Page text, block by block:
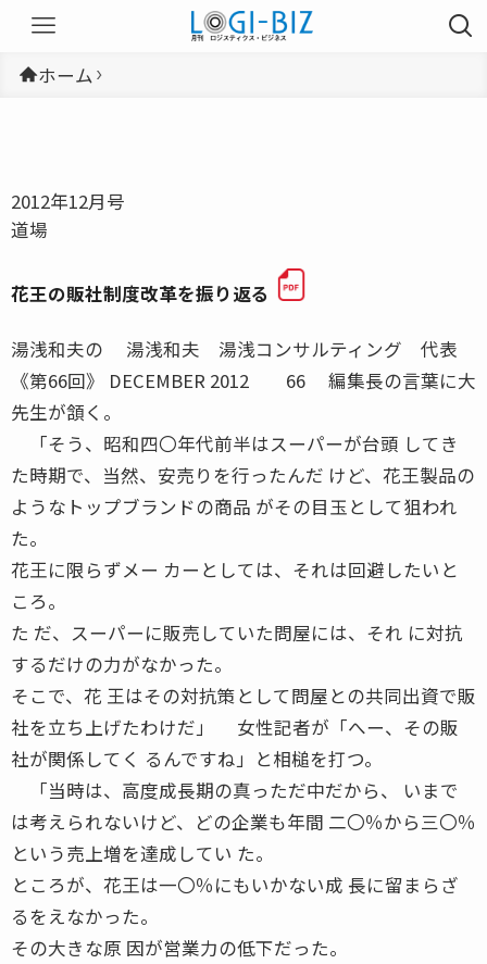
ホーム
2012年12月号
道場
花王の販社制度改革を振り返る
湯浅和夫の 湯浅和夫 湯浅コンサルティング 代表
《第66回》 DECEMBER 2012 66 編集長の言葉に大
先生が頷く。
「そう、昭和四〇年代前半はスーパーが台頭 してき
た時期で、当然、安売りを行ったんだ けど、花王製品の
ようなトップブランドの商品 がその目玉として狙われ
た。
花王に限らずメー カーとしては、それは回避したいと
ころ。
た だ、スーパーに販売していた問屋には、それ に対抗
するだけの力がなかった。
そこで、花 王はその対抗策として問屋との共同出資で販
社を立ち上げたわけだ」 女性記者が「へー、その販
社が関係してく るんですね」と相槌を打つ。
「当時は、高度成長期の真っただ中だから、 いまで
は考えられないけど、どの企業も年間 二〇％から三〇％
という売上増を達成してい た。
ところが、花王は一〇％にもいかない成 長に留まらざ
るをえなかった。
その大きな原 因が営業力の低下だった。